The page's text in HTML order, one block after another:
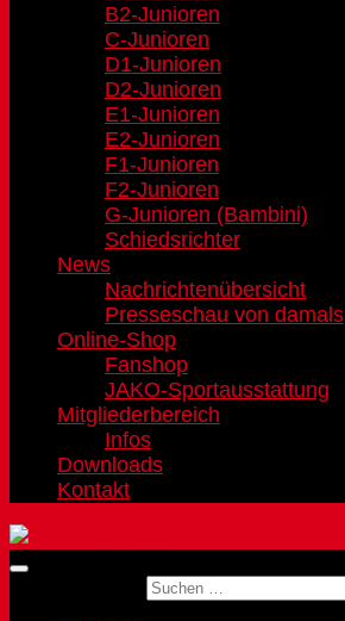
B2-Junioren
C-Junioren
D1-Junioren
D2-Junioren
E1-Junioren
E2-Junioren
F1-Junioren
F2-Junioren
G-Junioren (Bambini)
Schiedsrichter
News
Nachrichtenübersicht
Presseschau von damals
Online-Shop
Fanshop
JAKO-Sportausstattung
Mitgliederbereich
Infos
Downloads
Kontakt